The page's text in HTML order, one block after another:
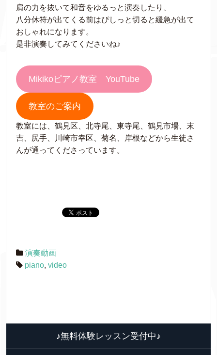
肩の力を抜いて和音をゆるっと演奏したり、
八分休符が出てくる前はぴしっと切ると緩急が出て
おしゃれになります。
是非演奏してみてくださいね♪
Mikikoピアノ教室 YouTube
教室のご案内
教室には、鶴見区、北寺尾、東寺尾、鶴見市場、末
吉、尻手、川崎市幸区、菊名、岸根などから生徒さ
んが通ってくださっています。
演奏動画
piano, video
♪無料体験レッスン受付中♪